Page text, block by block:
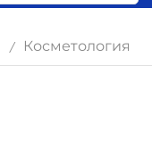
/ Косметология